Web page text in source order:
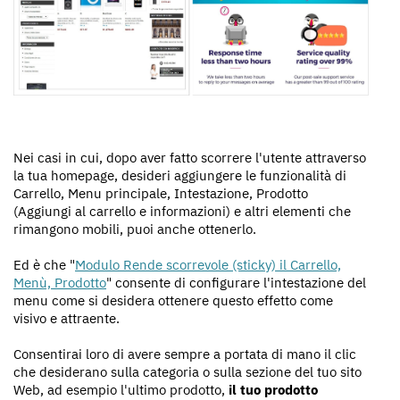
Nei casi in cui, dopo aver fatto scorrere l'utente attraverso
la tua homepage, desideri aggiungere le funzionalità di
Carrello, Menu principale, Intestazione, Prodotto
(Aggiungi al carrello e informazioni) e altri elementi che
rimangono mobili, puoi anche ottenerlo.
Ed è che "Modulo Rende scorrevole (sticky) il Carrello,
Menù, Prodotto" consente di configurare l'intestazione del
menu come si desidera ottenere questo effetto come
visivo e attraente.
Consentirai loro di avere sempre a portata di mano il clic
che desiderano sulla categoria o sulla sezione del tuo sito
Web, ad esempio l'ultimo prodotto, il tuo prodotto